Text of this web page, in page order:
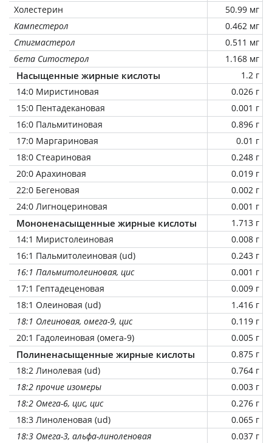
Холестерин
50.99 мг
Кампестерол
0.462 мг
Стигмастерол
0.511 мг
бета Ситостерол
1.168 мг
Насыщенные жирные кислоты
1.2 г
14:0 Миристиновая
0.026 г
15:0 Пентадекановая
0.001 г
16:0 Пальмитиновая
0.896 г
17:0 Маргариновая
0.01 г
18:0 Стеариновая
0.248 г
20:0 Арахиновая
0.019 г
22:0 Бегеновая
0.002 г
24:0 Лигноцериновая
0.001 г
Мононенасыщенные жирные кислоты
1.713 г
14:1 Миристолеиновая
0.008 г
16:1 Пальмитолеиновая (ud)
0.243 г
16:1 Пальмитолеиновая, цис
0.001 г
17:1 Гептадеценовая
0.009 г
18:1 Олеиновая (ud)
1.416 г
18:1 Олеиновая, омега-9, цис
0.119 г
20:1 Гадолеиновая (омега-9)
0.005 г
Полиненасыщенные жирные кислоты
0.875 г
18:2 Линолевая (ud)
0.764 г
18:2 прочие изомеры
0.003 г
18:2 Омега-6, цис, цис
0.276 г
18:3 Линоленовая (ud)
0.065 г
18:3 Омега-3, альфа-линоленовая
0.037 г